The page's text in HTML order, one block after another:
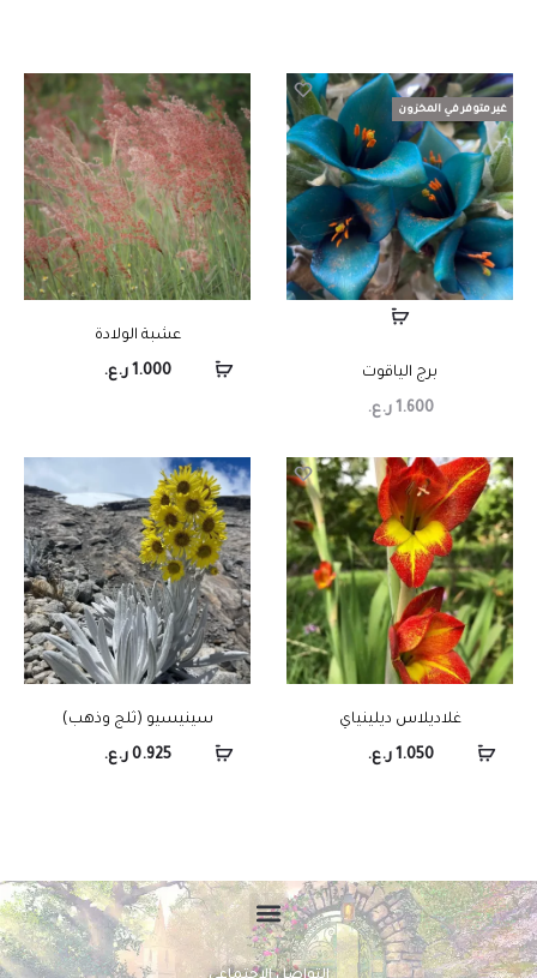
غير متوفر في المخزون
برج الياقوت
1.600 ر.ع.
عشبة الولادة
1.000 ر.ع.
غلاديلاس ديلينياي
1.050 ر.ع.
سينيسيو (ثلج وذهب)
0.925 ر.ع.